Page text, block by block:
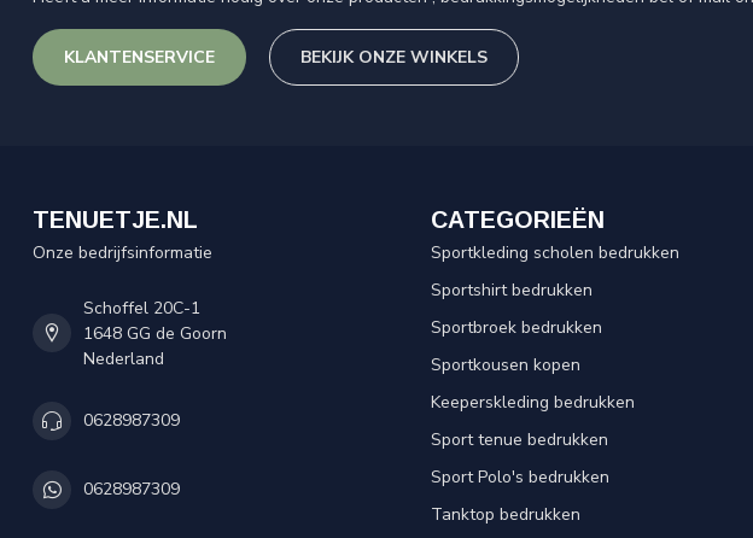
KLANTENSERVICE BEKIJK ONZE WINKELS
TENUETJE.NL
Onze bedrijfsinformatie
Schoffel 20C-1
1648 GG de Goorn
Nederland
0628987309
0628987309
CATEGORIEËN
Sportkleding scholen bedrukken
Sportshirt bedrukken
Sportbroek bedrukken
Sportkousen kopen
Keeperskleding bedrukken
Sport tenue bedrukken
Sport Polo's bedrukken
Tanktop bedrukken